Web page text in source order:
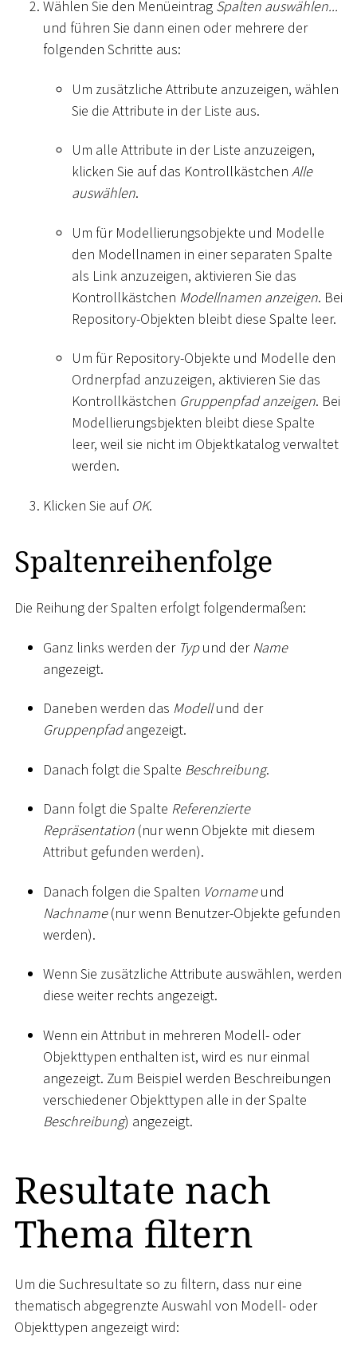
Wählen Sie den Menüeintrag Spalten auswählen...
und führen Sie dann einen oder mehrere der
folgenden Schritte aus:
Um zusätzliche Attribute anzuzeigen, wählen
Sie die Attribute in der Liste aus.
Um alle Attribute in der Liste anzuzeigen,
klicken Sie auf das Kontrollkästchen Alle
auswählen.
Um für Modellierungsobjekte und Modelle
den Modellnamen in einer separaten Spalte
als Link anzuzeigen, aktivieren Sie das
Kontrollkästchen Modellnamen anzeigen. Bei
Repository-Objekten bleibt diese Spalte leer.
Um für Repository-Objekte und Modelle den
Ordnerpfad anzuzeigen, aktivieren Sie das
Kontrollkästchen Gruppenpfad anzeigen. Bei
Modellierungsbjekten bleibt diese Spalte
leer, weil sie nicht im Objektkatalog verwaltet
werden.
Klicken Sie auf OK.
Spaltenreihenfolge
Die Reihung der Spalten erfolgt folgendermaßen:
Ganz links werden der Typund derName
angezeigt.
Daneben werden das Modellund der
Gruppenpfadangezeigt.
Danach folgt die Spalte Beschreibung.
Dann folgt die Spalte Referenzierte
Repräsentation (nur wenn Objekte mit diesem
Attribut gefunden werden).
Danach folgen die Spalten Vornameund
Nachname(nur wenn Benutzer-Objekte gefunden
werden).
Wenn Sie zusätzliche Attribute auswählen, werden
diese weiter rechts angezeigt.
Wenn ein Attribut in mehreren Modell- oder
Objekttypen enthalten ist, wird es nur einmal
angezeigt. Zum Beispiel werden Beschreibungen
verschiedener Objekttypen alle in der Spalte
Beschreibung) angezeigt.
Resultate nach
Thema filtern
Um die Suchresultate so zu filtern, dass nur eine
thematisch abgegrenzte Auswahl von Modell- oder
Objekttypen angezeigt wird: